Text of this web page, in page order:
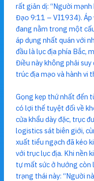
rất giản dị: “Người
Đạo 9:11 – VI1934). Áp
đang nằm trong một
áp dụng nhất quán với
đầu là lục địa phía Bắc,
Điều này không phải suy
trúc địa mạo và hành vi
Gọng kẹp thứ nhất đến
có lợi thế tuyệt đối về
cửa khẩu dày đặc, trục
logistics sát biên giới,
xuất tiểu ngạch đã kéo
với trục lục địa. Khi nền
tự mất sức ở hướng còn
trạng thái này: “Người